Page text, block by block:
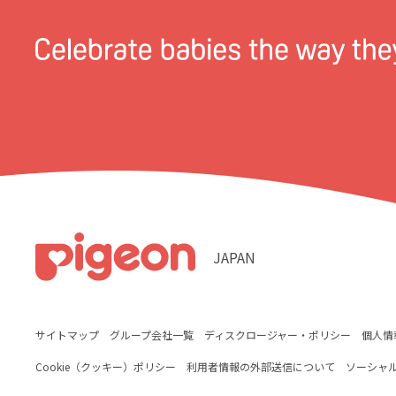
サイトマップ グループ会社一覧 ディスクロージャー・ポリシー 個人
Cookie（クッキー）ポリシー 利用者情報の外部送信について ソーシャ
JAPAN